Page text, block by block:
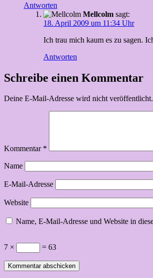
Antworten
Mellcolm sagt:
18. April 2009 um 11:34 Uhr
Ich trau mich kaum es zu sagen.
Antworten
Schreibe einen Kommentar
Deine E-Mail-Adresse wird nicht veröffentlicht.
Kommentar *
Name
E-Mail-Adresse
Website
Name, E-Mail-Adresse und Website in
7 × = 63